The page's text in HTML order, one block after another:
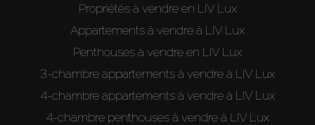
Propriétés à vendre en LIV Lux
Appartements à vendre à LIV Lux
Penthouses à vendre en LIV Lux
3-chambre appartements à vendre à LIV Lux
4-chambre appartements à vendre à LIV Lux
4-chambre penthouses à vendre à LIV Lux